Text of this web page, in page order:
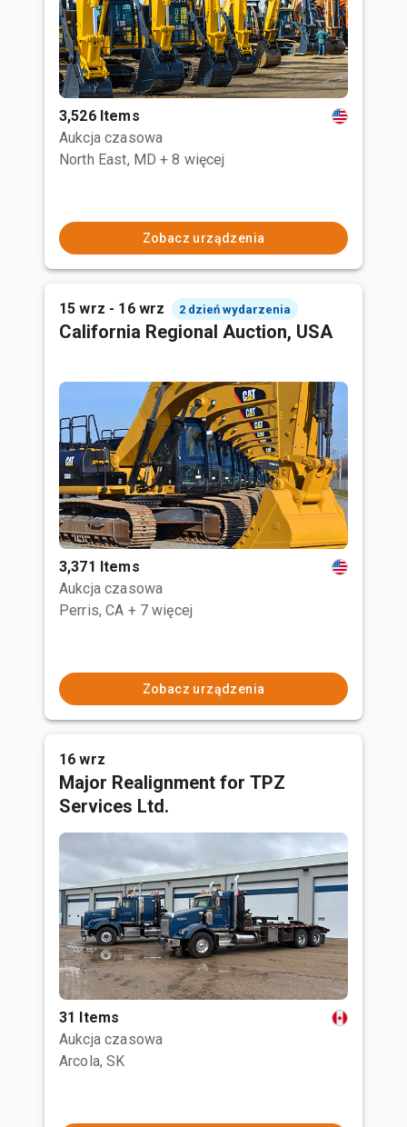
3,526 Items
Aukcja czasowa
North East, MD + 8 więcej
Zobacz urządzenia
15 wrz - 16 wrz 2 dzień wydarzenia
California Regional Auction, USA
3,371 Items
Aukcja czasowa
Perris, CA + 7 więcej
Zobacz urządzenia
16 wrz
Major Realignment for TPZ
Services Ltd.
31 Items
Aukcja czasowa
Arcola, SK